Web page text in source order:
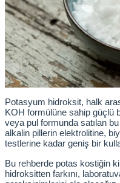
(Orbital Shaker)
Potasyum hidroksit, halk
KOH formülüne sahip güçlü
veya pul formunda satılan
alkalin pillerin elektrolitine,
testlerine kadar geniş bir
Bu rehberde potas kostiğin
hidroksitten farkını,